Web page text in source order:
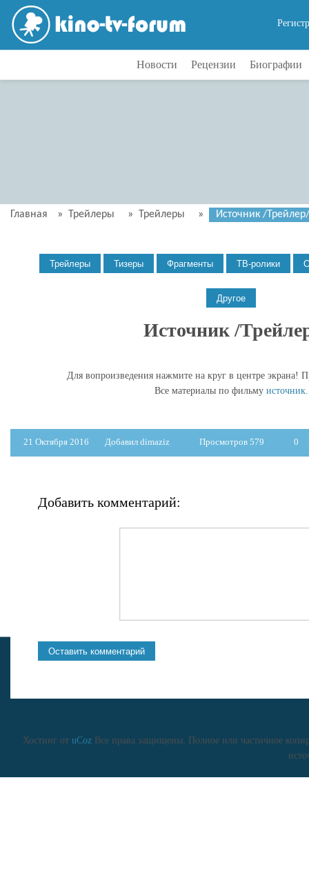
Новости Рецензии Биографии
Главная » Трейлеры » Трейлеры » Источник /Трейлер/
Источник /
Для вопроизведения нажмите на круг в центре экрана!
Все материалы по фильму источник.
21 Октября 2016 Добавил dimaziz Просмотров 579 0
Добавить комментарий:
Хостинг от uCozВсе права защищены. Полное или частичное